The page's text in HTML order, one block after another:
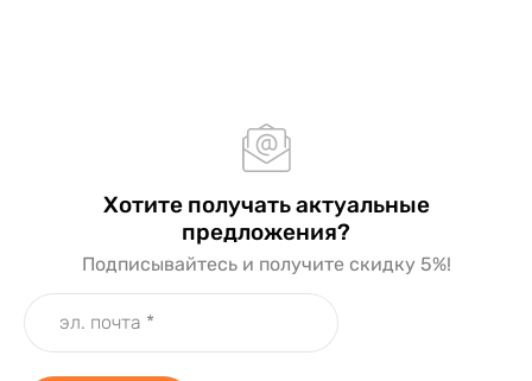
Хотите получать актуальные
предложения?
Подписывайтесь и получите скидку 5%!